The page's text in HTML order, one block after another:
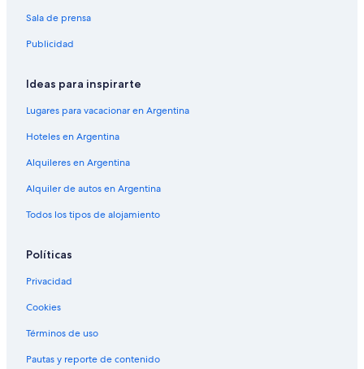
Sala de prensa
Publicidad
Ideas para inspirarte
Lugares para vacacionar en Argentina
Hoteles en Argentina
Alquileres en Argentina
Alquiler de autos en Argentina
Todos los tipos de alojamiento
Políticas
Privacidad
Cookies
Términos de uso
Pautas y reporte de contenido